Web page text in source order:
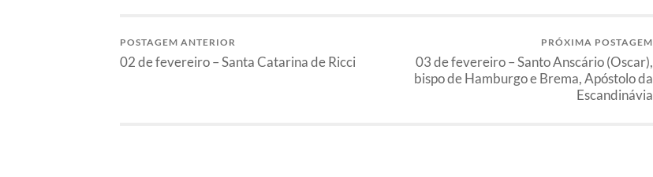
POSTAGEM ANTERIOR
02 de fevereiro – Santa Catarina de Ricci
PRÓXIMA POSTAGEM
03 de fevereiro – Santo Anscário (Oscar),
bispo de Hamburgo e Brema, Apóstolo da
Escandinávia